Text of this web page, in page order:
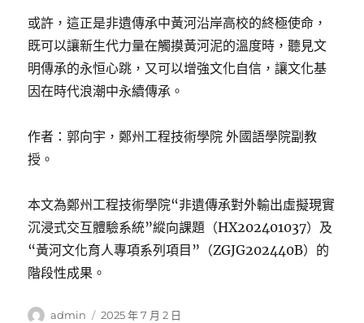
或許，這正是非遺傳承中黃河沿岸高校的終極使命，
既可以讓新生代力量在觸摸黃河泥的溫度時，聽見文
明傳承的永恒心跳，又可以增強文化自信，讓文化基
因在時代浪潮中永續傳承。
作者：郭向宇，鄭州工程技術學院 外國語學院副教
授。
本文為鄭州工程技術學院“非遺傳承對外輸出虛擬現實
沉浸式交互體驗系統”縱向課題（HX202401037）及
“黃河文化育人專項系列項目”（ZGJG202440B）的
階段性成果。
作
admin
發
2025 年 7 月 2 日